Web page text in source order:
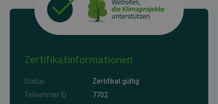
Zertifikatinformationen
Status
Zertifikat gültig
Teilnehmer ID
7702